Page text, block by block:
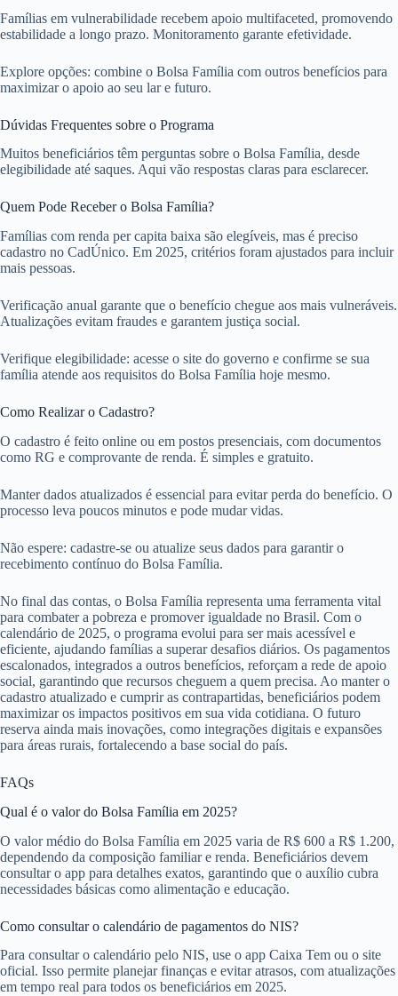
Famílias em vulnerabilidade recebem apoio multifaceted, promovendo
estabilidade a longo prazo. Monitoramento garante efetividade.
Explore opções: combine o Bolsa Família com outros benefícios para
maximizar o apoio ao seu lar e futuro.
Dúvidas Frequentes sobre o Programa
Muitos beneficiários têm perguntas sobre o Bolsa Família, desde
elegibilidade até saques. Aqui vão respostas claras para esclarecer.
Quem Pode Receber o Bolsa Família?
Famílias com renda per capita baixa são elegíveis, mas é preciso
cadastro no CadÚnico. Em 2025, critérios foram ajustados para incluir
mais pessoas.
Verificação anual garante que o benefício chegue aos mais vulneráveis.
Atualizações evitam fraudes e garantem justiça social.
Verifique elegibilidade: acesse o site do governo e confirme se sua
família atende aos requisitos do Bolsa Família hoje mesmo.
Como Realizar o Cadastro?
O cadastro é feito online ou em postos presenciais, com documentos
como RG e comprovante de renda. É simples e gratuito.
Manter dados atualizados é essencial para evitar perda do benefício. O
processo leva poucos minutos e pode mudar vidas.
Não espere: cadastre-se ou atualize seus dados para garantir o
recebimento contínuo do Bolsa Família.
No final das contas, o Bolsa Família representa uma ferramenta vital
para combater a pobreza e promover igualdade no Brasil. Com o
calendário de 2025, o programa evolui para ser mais acessível e
eficiente, ajudando famílias a superar desafios diários. Os pagamentos
escalonados, integrados a outros benefícios, reforçam a rede de apoio
social, garantindo que recursos cheguem a quem precisa. Ao manter o
cadastro atualizado e cumprir as contrapartidas, beneficiários podem
maximizar os impactos positivos em sua vida cotidiana. O futuro
reserva ainda mais inovações, como integrações digitais e expansões
para áreas rurais, fortalecendo a base social do país.
FAQs
Qual é o valor do Bolsa Família em 2025?
O valor médio do Bolsa Família em 2025 varia de R$ 600 a R$ 1.200,
dependendo da composição familiar e renda. Beneficiários devem
consultar o app para detalhes exatos, garantindo que o auxílio cubra
necessidades básicas como alimentação e educação.
Como consultar o calendário de pagamentos do NIS?
Para consultar o calendário pelo NIS, use o app Caixa Tem ou o site
oficial. Isso permite planejar finanças e evitar atrasos, com atualizações
em tempo real para todos os beneficiários em 2025.